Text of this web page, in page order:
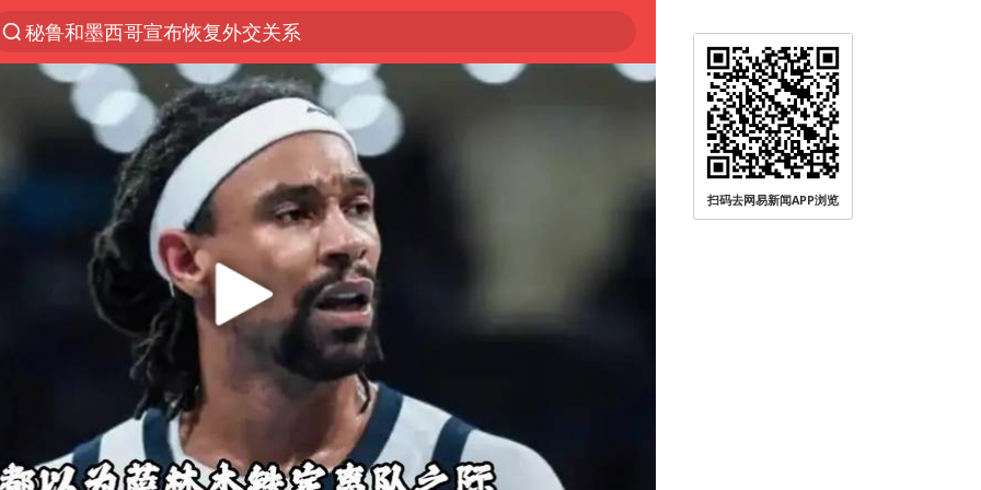
秘鲁和墨西哥宣布恢复外交关系
沙特土耳其巴基斯坦签署共同防务协议
“电影+”如何激发千亿级消费新活力？
泉州市委书记张毅恭被查
台风白海豚已进入24小时警戒线
全球首个长时储能一体化产业园量产
U17国足点球大战淘汰河床晋级决赛
四川宜宾市高县4.9级地震致1人死亡
上海：台风白海豚或将带来龙卷风
名创优品回应女子吐槽内裤质量差
中巨芯：上半年归母净利润1405.77万元
扫码去网易新闻APP浏览